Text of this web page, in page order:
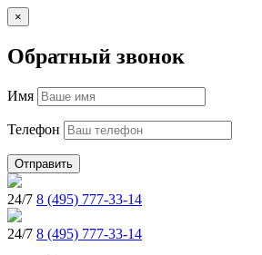
×
Обратный звонок
Имя
Телефон
Отправить
24/7 8 (495) 777-33-14
24/7 8 (495) 777-33-14